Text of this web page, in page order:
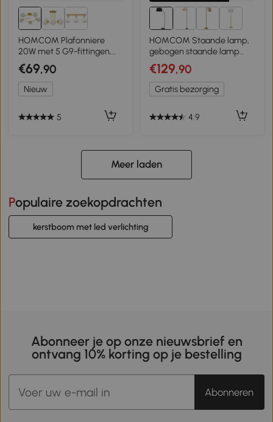
HOMCOM Plafonniere
20W met 5 G9-fittingen,
elegante goud-witte look,
lichtbronnen niet
inbegrepen
€69,90
Nieuw
5
6+
HOMCOM Staande lamp,
gebogen staande lamp
met stoffen kap, vloerlamp
met ronde voet, metaal,
105L x 47B x 190H cm,
Zwart
€129,90
Gratis bezorging
4.9
Meer laden
Populaire zoekopdrachten
kerstboom met led verlichting
Abonneer je op onze nieuwsbrief en
ontvang 10% korting op je bestelling
Abonneren